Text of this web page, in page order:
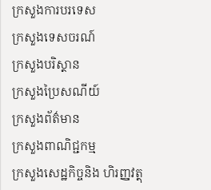
ក្រសួងការបរទេស
ក្រសួងទេសចរណ៍
ក្រសួងបរិស្ថាន
ក្រសួងប្រៃសណីយ៍
ក្រសួងព័ត៌មាន
ក្រសួងពាណិជ្ជកម្ម
ក្រសួងសេដ្ឋកិច្ចនិង ហិរញ្ញវត្ថុ